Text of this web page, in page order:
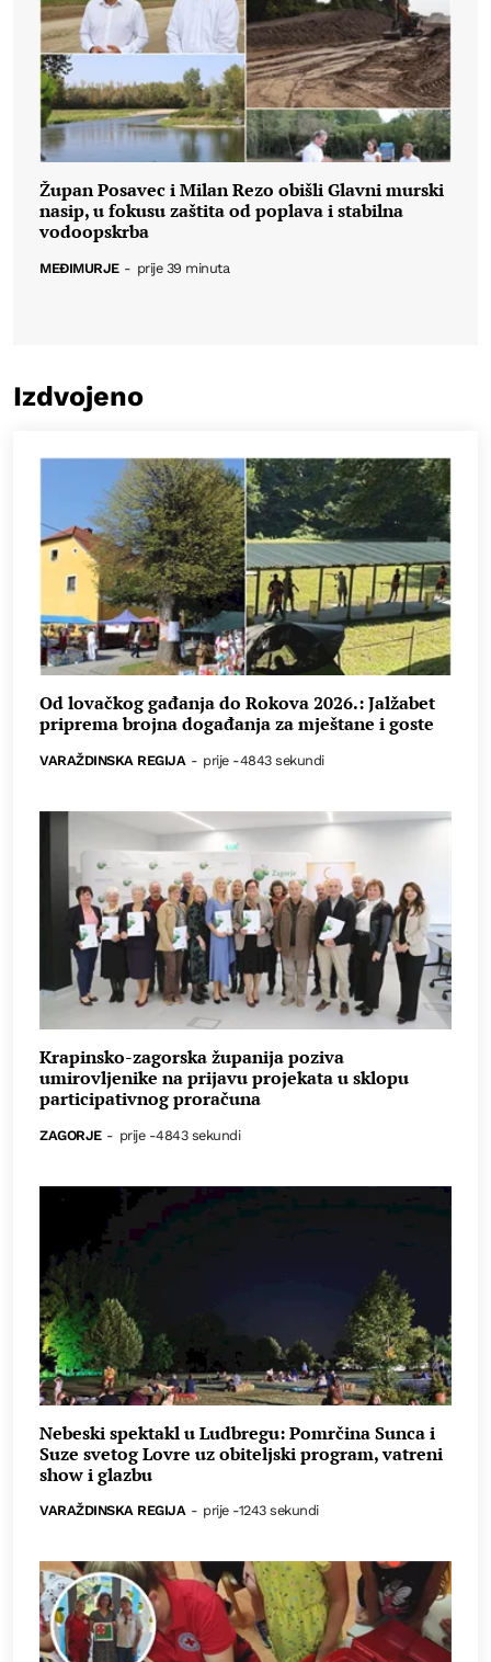
Župan Posavec i Milan Rezo obišli Glavni murski
nasip, u fokusu zaštita od poplava i stabilna
vodoopskrba
MEĐIMURJE - prije 39 minuta
Izdvojeno
Od lovačkog gađanja do Rokova 2026.: Jalžabet
priprema brojna događanja za mještane i goste
VARAŽDINSKA REGIJA - prije -4843 sekundi
Krapinsko-zagorska županija poziva
umirovljenike na prijavu projekata u sklopu
participativnog proračuna
ZAGORJE - prije -4843 sekundi
Nebeski spektakl u Ludbregu: Pomrčina Sunca i
Suze svetog Lovre uz obiteljski program, vatreni
show i glazbu
VARAŽDINSKA REGIJA - prije -1243 sekundi